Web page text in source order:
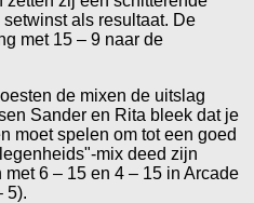
als resultaat. De
met 15 – 9 naar de
de mixen de uitslag
Sander en Rita bleek dat je
moet spelen om tot een goed
mix deed zijn
6 – 15 en 4 – 15 in Arcade
5).